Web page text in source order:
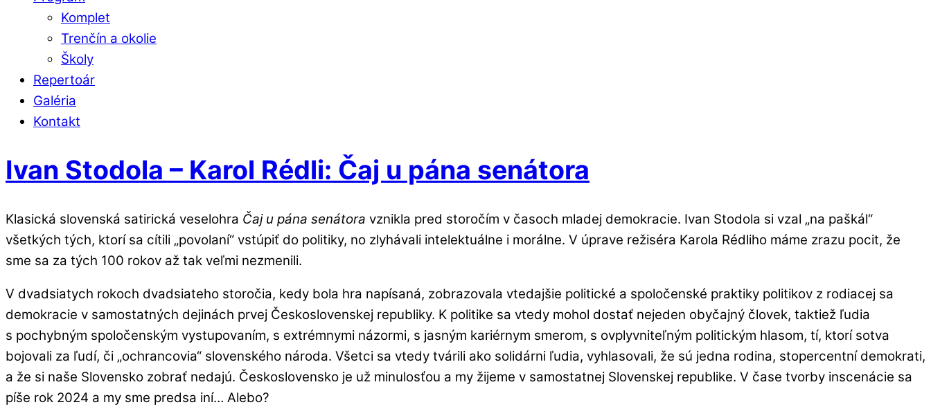
Komplet
Trenčín a okolie
Školy
Repertoár
Galéria
Kontakt
Ivan Stodola – Karol Rédli: Čaj u pána senátora
Klasická slovenská satirická veselohra Čaj u pána senátora vznikla pred storočím v časoch mladej demokracie. Ivan Stodola si vzal „na paškál“
všetkých tých, ktorí sa cítili „povolaní“ vstúpiť do politiky, no zlyhávali intelektuálne i morálne. V úprave režiséra Karola Rédliho máme zrazu pocit, že
sme sa za tých 100 rokov až tak veľmi nezmenili.
V dvadsiatych rokoch dvadsiateho storočia, kedy bola hra napísaná, zobrazovala vtedajšie politické a spoločenské praktiky politikov z rodiacej sa
demokracie v samostatných dejinách prvej Československej republiky. K politike sa vtedy mohol dostať nejeden obyčajný človek, taktiež ľudia
s pochybným spoločenským vystupovaním, s extrémnymi názormi, s jasným kariérnym smerom, s ovplyvniteľným politickým hlasom, tí, ktorí sotva
bojovali za ľudí, či „ochrancovia“ slovenského národa. Všetci sa vtedy tvárili ako solidárni ľudia, vyhlasovali, že sú jedna rodina, stopercentní demokrati,
a že si naše Slovensko zobrať nedajú. Československo je už minulosťou a my žijeme v samostatnej Slovenskej republike. V čase tvorby inscenácie sa
píše rok 2024 a my sme predsa iní… Alebo?